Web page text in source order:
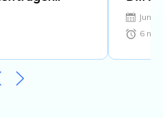
Sie Ihre
wurde
June
6